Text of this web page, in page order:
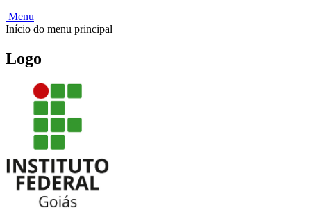
Menu
Início do menu principal
Logo